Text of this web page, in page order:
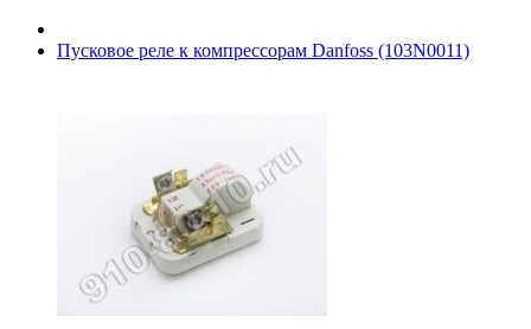
Пусковое реле к компрессорам Danfoss (103N0011)